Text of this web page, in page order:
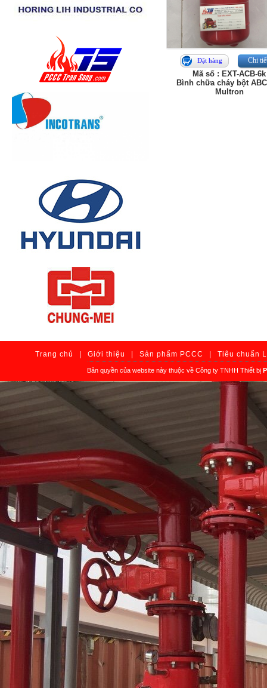
Đặt hàng Chi
Mã số : EXT-ACB-6k
Bình chữa cháy bột
Multron
Trang chủ Giới thiệu Sản phẩm PCCC Tiêu chuẩn
Bản quyền của website này thuộc về Công ty TNHH Thiết bị